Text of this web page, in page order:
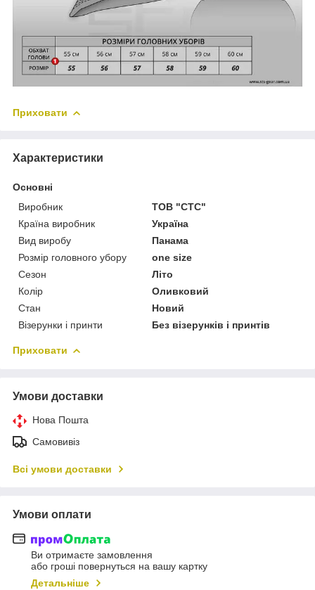
Приховати
Характеристики
Основні
Виробник
ТОВ "СТС"
Країна виробник
Україна
Вид виробу
Панама
Розмір головного убору
one size
Сезон
Літо
Колір
Оливковий
Стан
Новий
Візерунки і принти
Без візерунків і принтів
Приховати
Умови доставки
Нова Пошта
Самовивіз
Всі умови доставки
Умови оплати
Ви отримаєте замовлення
або гроші повернуться на вашу картку
Детальніше